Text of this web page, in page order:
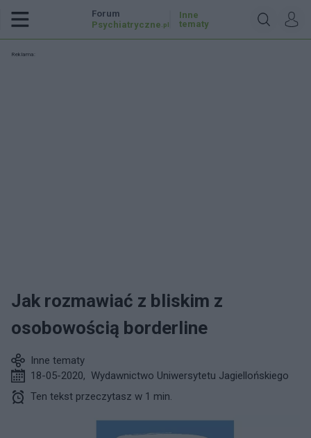
Forum
Psychiatryczne .pl
Inne
tematy
Reklama:
Jak rozmawiać z bliskim z
osobowością borderline
Inne tematy
18-05-2020, Wydawnictwo Uniwersytetu Jagiellońskiego
Ten tekst przeczytasz w 1 min.